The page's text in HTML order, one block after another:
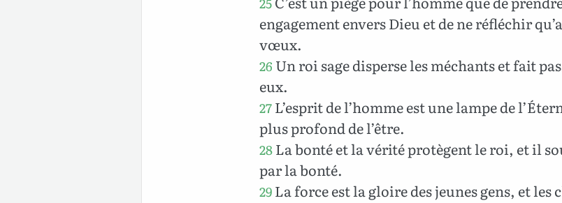
engagement envers Dieu et de ne réfléchir
vœux.
26 Un roi sage disperse les méchants et fait
eux.
27L’esprit de l’homme est une lampe de
plus profond de l’être.
28La bonté et la vérité protègent le roi, et il
par la bonté.
29La force est la gloire des jeunes gens, et les